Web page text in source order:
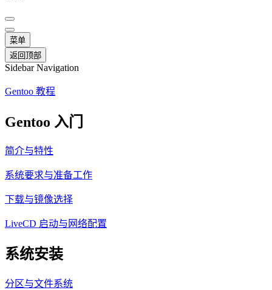
菜单
返回顶部
Sidebar Navigation
Gentoo 教程
Gentoo 入门
简介与特性
系统要求与准备工作
下载与镜像选择
LiveCD 启动与网络配置
系统安装
分区与文件系统